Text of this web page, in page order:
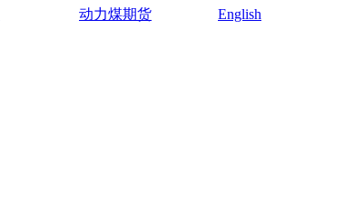
动力煤期货
English